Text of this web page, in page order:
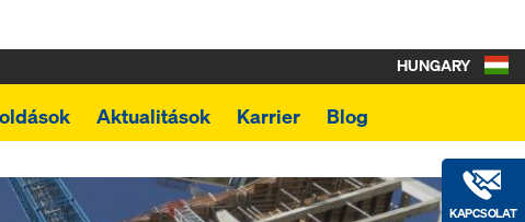
Aktualitások Karrier Blog
KAPCSOLAT
HUNGARY